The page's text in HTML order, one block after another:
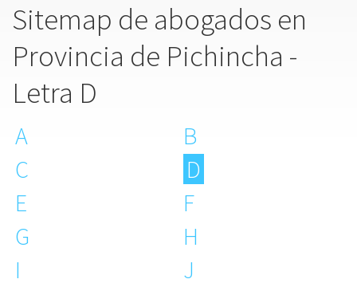
Sitemap de abogados en
Provincia de Pichincha -
Letra D
A
B
C
D
E
F
G
H
I
J